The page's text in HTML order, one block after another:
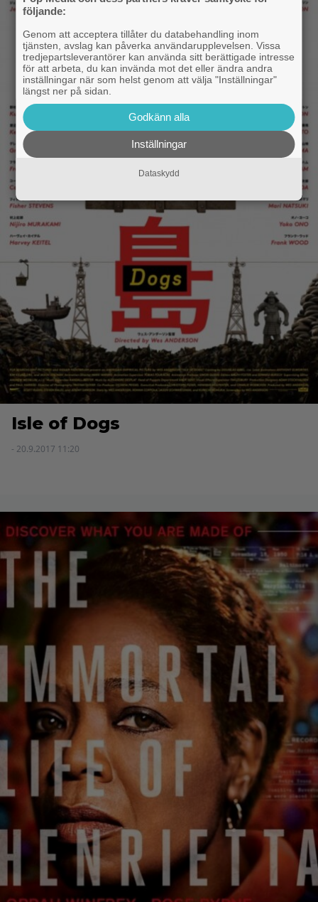
Isle of Dogs
- 20.9.2017 11:20
följande:
Genom att acceptera tillåter du databehandling inom
tjänsten, avslag kan påverka användarupplevelsen. Vissa
tredjepartsleverantörer kan använda sitt berättigade intresse
för att arbeta, du kan invända mot det eller ändra andra
inställningar när som helst genom att välja "Inställningar"
längst ner på sidan.
Godkänn alla
Inställningar
Dataskydd